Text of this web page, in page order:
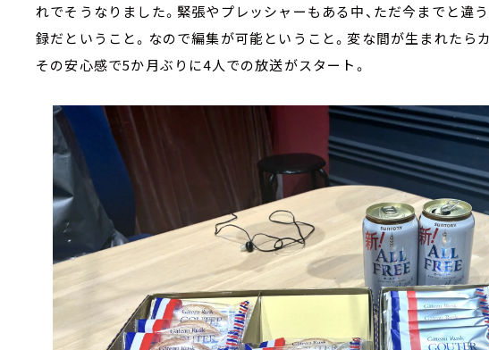
れでそうなりました。緊張やプレッシャーもある中、ただ今までと違
録だということ。なので編集が可能ということ。変な間が生まれたら
その安心感で5か月ぶりに4人での放送がスタート。